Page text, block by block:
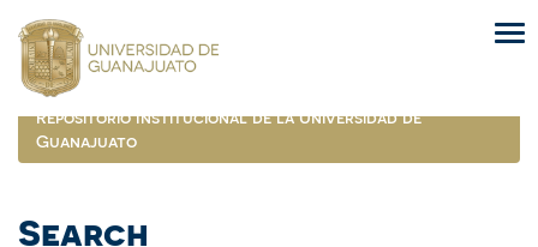
navigation
Repositorio Institucional de la Universidad de
Guanajuato
Search